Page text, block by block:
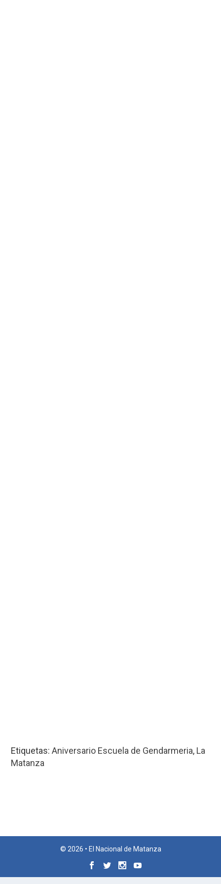
Etiquetas:Aniversario Escuela de Gendarmeria, La
Matanza
© 2026 • El Nacional de Matanza